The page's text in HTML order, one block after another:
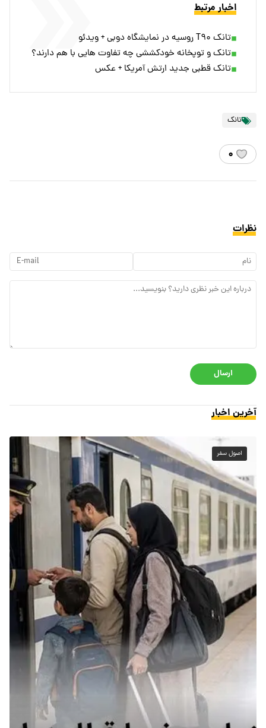
اخبار مرتبط
تانک T۹۰ روسیه در نمایشگاه دوبی + ویدئو
تانک و توپخانه خودکششی چه تفاوت هایی با هم دارند؟
تانک قطبی جدید ارتش آمریکا + عکس
تانک
۰
نظرات
ارسال
آخرین اخبار
اصول سفر